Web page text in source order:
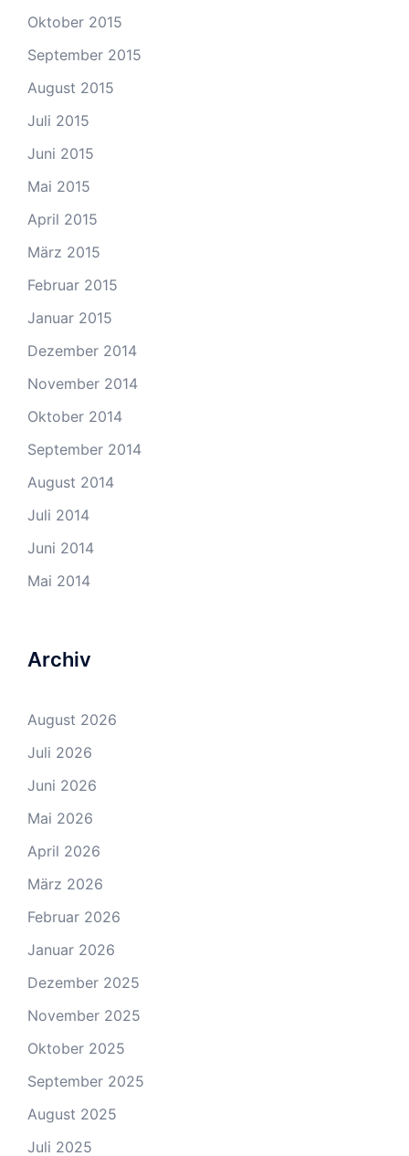
Oktober 2015
September 2015
August 2015
Juli 2015
Juni 2015
Mai 2015
April 2015
März 2015
Februar 2015
Januar 2015
Dezember 2014
November 2014
Oktober 2014
September 2014
August 2014
Juli 2014
Juni 2014
Mai 2014
Archiv
August 2026
Juli 2026
Juni 2026
Mai 2026
April 2026
März 2026
Februar 2026
Januar 2026
Dezember 2025
November 2025
Oktober 2025
September 2025
August 2025
Juli 2025